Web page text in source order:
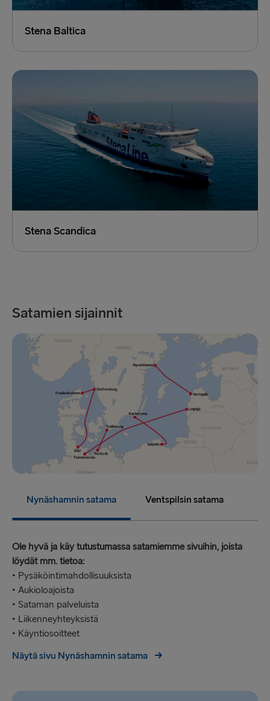
Stena Baltica
Stena Scandica
Satamien sijainnit
Nynäshamnin satama Ventspilsin satama
Ole hyvä ja käy tutustumassa satamiemme sivuihin, joista
löydät mm. tietoa:
• Pysäköintimahdollisuuksista
• Aukioloajoista
• Sataman palveluista
• Liikenneyhteyksistä
• Käyntiosoitteet
Näytä sivu Nynäshamnin satama